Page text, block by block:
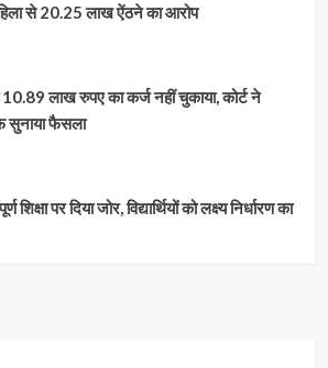
से 20.25 लाख ऐंठने का आरोप
लाख रुपए का कर्ज नहीं चुकाया, कोर्ट ने
सुनाया फैसला
पर दिया जोर, विद्यार्थियों को लक्ष्य निर्धारण का